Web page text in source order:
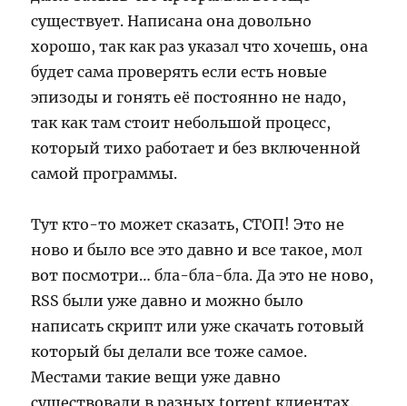
существует. Написана она довольно
хорошо, так как раз указал что хочешь, она
будет сама проверять если есть новые
эпизоды и гонять её постоянно не надо,
так как там стоит небольшой процесс,
который тихо работает и без включенной
самой программы.
Тут кто-то может сказать, СТОП! Это не
ново и было все это давно и все такое, мол
вот посмотри… бла-бла-бла. Да это не ново,
RSS были уже давно и можно было
написать скрипт или уже скачать готовый
который бы делали все тоже самое.
Местами такие вещи уже давно
существовали в разных torrent клиентах.